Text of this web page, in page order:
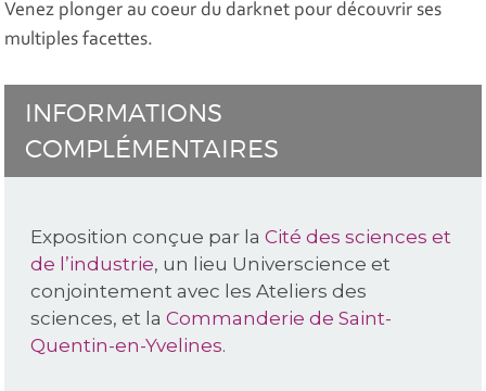
Venez plonger au coeur du darknet pour découvrir ses
multiples facettes.
INFORMATIONS
COMPLÉMENTAIRES
Exposition conçue par laCité des sciences et
de l’industrie, un lieu Universcience et
conjointement avec les Ateliers des
sciences, et laCommanderie de Saint-
Quentin-en-Yvelines.